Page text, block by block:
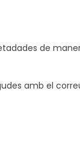
de
amb el